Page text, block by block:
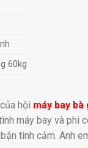
60kg
hội máy bay bà
máy bay và phi
tình cảm. Anh